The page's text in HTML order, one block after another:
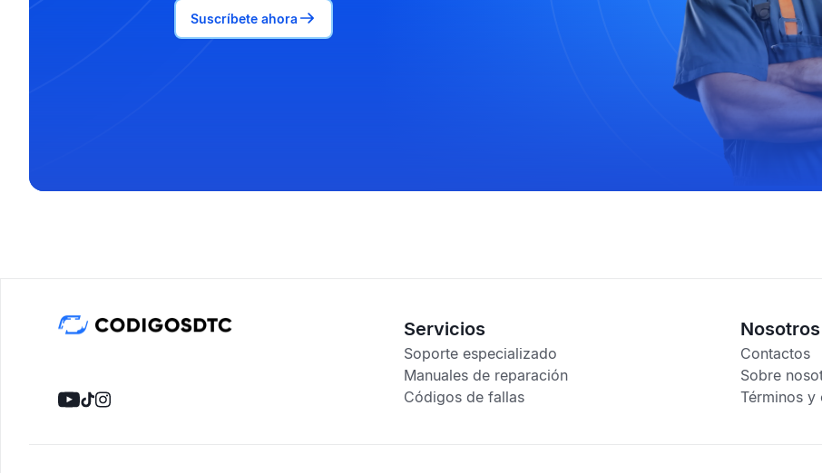
Suscríbete ahora
Servicios
Soporte especializado
Manuales de reparación
Códigos de fallas
Nosotros
Contactos
Sobre
Términos y